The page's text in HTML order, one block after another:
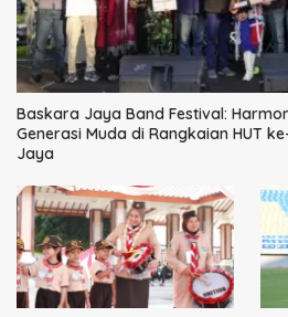
Baskara Jaya Band Festival:
Generasi Muda di Rangkaian HUT
Jaya